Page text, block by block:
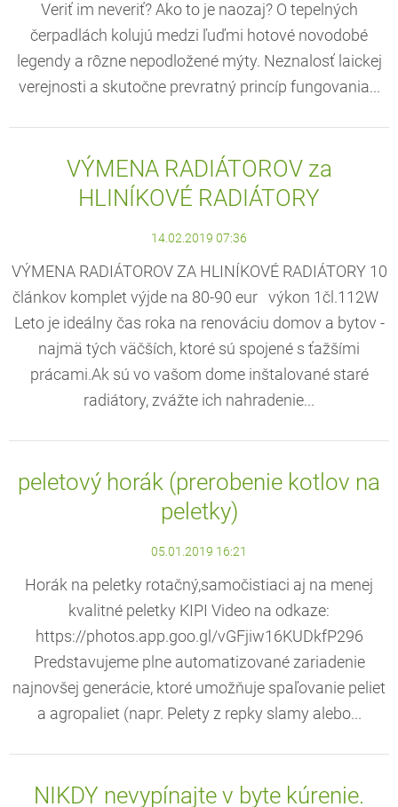
Veriť im neveriť? Ako to je naozaj? O tepelných
čerpadlách kolujú medzi ľuďmi hotové novodobé
legendy a rôzne nepodložené mýty. Neznalosť laickej
verejnosti a skutočne prevratný princíp fungovania...
VÝMENA RADIÁTOROV za
HLINÍKOVÉ RADIÁTORY
14.02.2019 07:36
VÝMENA RADIÁTOROV ZA HLINÍKOVÉ RADIÁTORY 10
článkov komplet výjde na 80-90 eur výkon 1čl.112W
Leto je ideálny čas roka na renováciu domov a bytov -
najmä tých väčších, ktoré sú spojené s ťažšími
prácami.Ak sú vo vašom dome inštalované staré
radiátory, zvážte ich nahradenie...
peletový horák (prerobenie kotlov na
peletky)
05.01.2019 16:21
Horák na peletky rotačný,samočistiaci aj na menej
kvalitné peletky KIPI Video na odkaze:
https://photos.app.goo.gl/vGFjiw16KUDkfP296
Predstavujeme plne automatizované zariadenie
najnovšej generácie, ktoré umožňuje spaľovanie peliet
a agropaliet (napr. Pelety z repky slamy alebo...
NIKDY nevypínajte v byte kúrenie.